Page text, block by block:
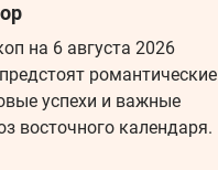
на 6 августа 2026
романтические
успехи и важные
восточного календаря.